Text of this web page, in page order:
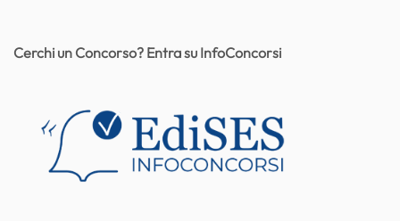
Cerchi un Concorso? Entra su InfoConcorsi